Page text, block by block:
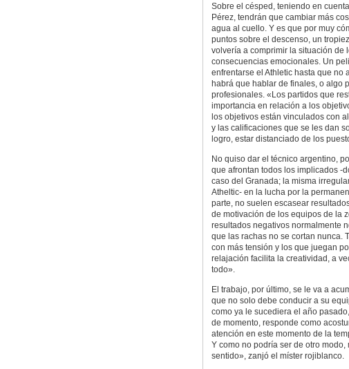
Sobre el césped, teniendo en
Pérez, tendrán que cambiar más
agua al cuello. Y es que por muy
puntos sobre el descenso, un
volvería a comprimir la situación de
consecuencias emocionales. Un
enfrentarse el Athletic hasta que no
habrá que hablar de finales, o algo
profesionales. «Los partidos que
importancia en relación a los
los objetivos están vinculados con
y las calificaciones que se les dan
logro, estar distanciado de los
No quiso dar el técnico argentino,
que afrontan todos los implicados -
caso del Granada; la misma
Atheltic- en la lucha por la
parte, no suelen escasear
de motivación de los equipos de la
resultados negativos normalmente
que las rachas no se cortan nunca.
con más tensión y los que juegan
relajación facilita la creatividad, a
todo».
El trabajo, por último, se le va a
que no solo debe conducir a su
como ya le sucediera el año
de momento, responde como
atención en este momento de la
Y como no podría ser de otro
sentido», zanjó el míster rojiblanco.